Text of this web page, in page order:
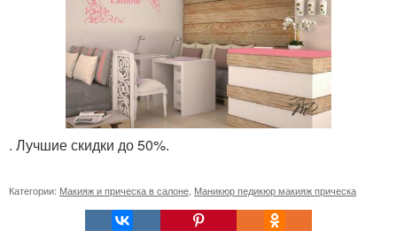
. Лучшие скидки до 50%.
Категории: Макияж и прическа в салоне Маникюр педикюр макияж прическа